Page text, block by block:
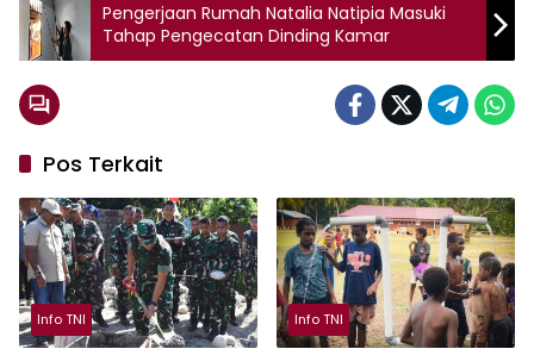
Pengerjaan Rumah Natalia Natipia Masuki
Tahap Pengecatan Dinding Kamar
Pos Terkait
Info TNI Info TNI